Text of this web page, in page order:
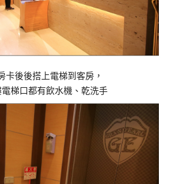
卡後後搭上電梯到客房，
梯口都有飲水機、乾洗手